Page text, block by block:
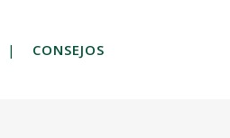
CONSEJOS